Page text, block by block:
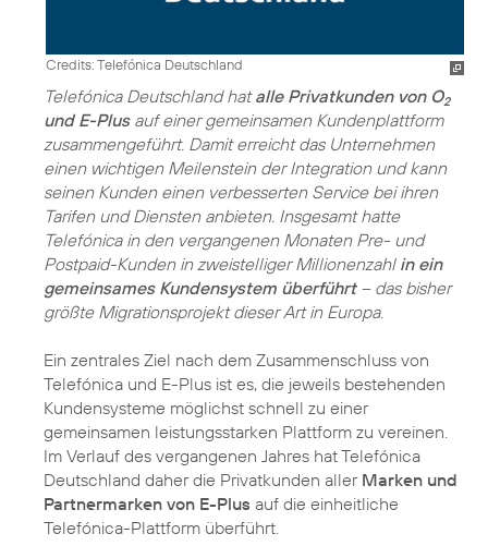
Credits: Telefónica Deutschland
Telefónica Deutschland hatalle Privatkunden von O2
und E-Plusauf einer gemeinsamen Kundenplattform
zusammengeführt. Damit erreicht das Unternehmen
einen wichtigen Meilenstein der Integration und kann
seinen Kunden einen verbesserten Service bei ihren
Tarifen und Diensten anbieten. Insgesamt hatte
Telefónica in den vergangenen Monaten Pre- und
Postpaid-Kunden in zweistelliger Millionenzahl in ein
gemeinsames Kundensystem überführt– das bisher
größte Migrationsprojekt dieser Art in Europa.
Ein zentrales Ziel nach dem Zusammenschluss von
Telefónica und E-Plus ist es, die jeweils bestehenden
Kundensysteme möglichst schnell zu einer
gemeinsamen leistungsstarken Plattform zu vereinen.
Im Verlauf des vergangenen Jahres hat Telefónica
Deutschland daher die Privatkunden aller Marken und
Partnermarken von E-Plus auf die einheitliche
Telefónica-Plattform überführt.